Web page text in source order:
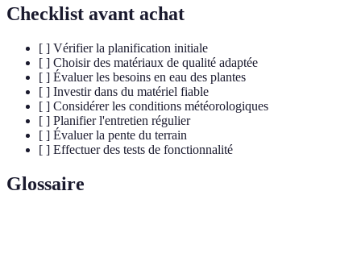
Checklist avant achat
[ ] Vérifier la planification initiale
[ ] Choisir des matériaux de qualité adaptée
[ ] Évaluer les besoins en eau des plantes
[ ] Investir dans du matériel fiable
[ ] Considérer les conditions météorologiques
[ ] Planifier l'entretien régulier
[ ] Évaluer la pente du terrain
[ ] Effectuer des tests de fonctionnalité
Glossaire